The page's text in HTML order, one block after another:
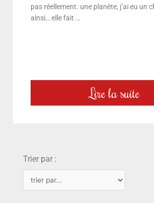
pas réellement. une planète, j’ai eu un
ainsi… elle fait …
Lire la suite
Trier par :